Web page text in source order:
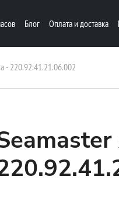
Блог Оплата и доставка
- 220.92.41.21.06.002